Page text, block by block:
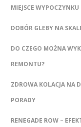
MIEJSCE
DOBÓR GLEBY NA
DO CZEGO MOŻNA
REMONTU?
ZDROWA KOLACJA NA
PORADY
RENEGADE ROW –